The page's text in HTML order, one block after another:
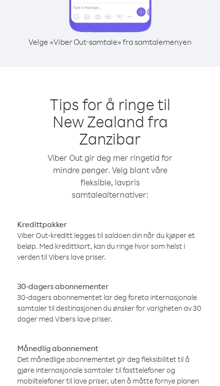
Velge «Viber Out-samtale» fra samtalemenyen
Tips for å ringe til
New Zealand fra
Zanzibar
Viber Out gir deg mer ringetid for
mindre penger. Velg blant våre
fleksible, lavpris
samtalealternativer:
Kredittpakker
Viber Out-kreditt legges til saldoen din når du kjøper et
beløp. Med kredittkort, kan du ringe hvor som helst i
verden til Vibers lave priser.
30-dagers abonnementer
30-dagers abonnementet lar deg foreta internasjonale
samtaler til destinasjonen du ønsker for varigheten av 30
dager med Vibers lave priser.
Månedlig abonnement
Det månedlige abonnementet gir deg fleksibilitet til å
gjøre internasjonale samtaler til fasttelefoner og
mobiltelefoner til lave priser, uten å måtte fornye planen